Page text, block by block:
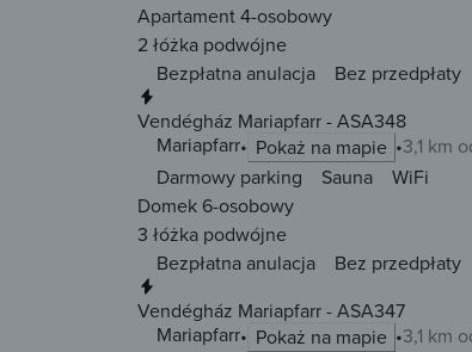
Apartament 4-osobowy
2 łóżka podwójne
Bezpłatna anulacja
Bez przedpłaty
Vendégház Mariapfarr - ASA348
Mariapfarr
Pokaż na mapie
3,1 km
Darmowy parking
Sauna
WiFi
Domek 6-osobowy
3 łóżka podwójne
Bezpłatna anulacja
Bez przedpłaty
Vendégház Mariapfarr - ASA347
Mariapfarr
Pokaż na mapie
3,1 km